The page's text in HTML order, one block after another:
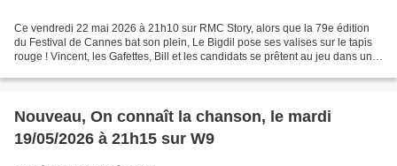
Ce vendredi 22 mai 2026 à 21h10 sur RMC Story, alors que la 79e édition
du Festival de Cannes bat son plein, Le Bigdil pose ses valises sur le tapis
rouge ! Vincent, les Gafettes, Bill et les candidats se prêtent au jeu dans une
Nouveau, On connaît la chanson, le mardi
19/05/2026 à 21h15 sur W9